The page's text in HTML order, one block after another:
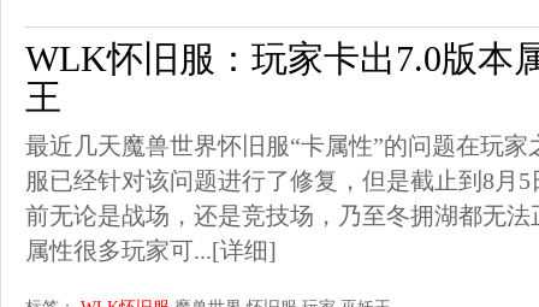
WLK怀旧服：玩家卡出7.0版本
王
最近几天魔兽世界怀旧服“卡属性”的问题在玩
服已经针对该问题进行了修复，但是截止到8月
前无论是战场，还是竞技场，乃至冬拥湖都无
属性很多玩家可...[详细]